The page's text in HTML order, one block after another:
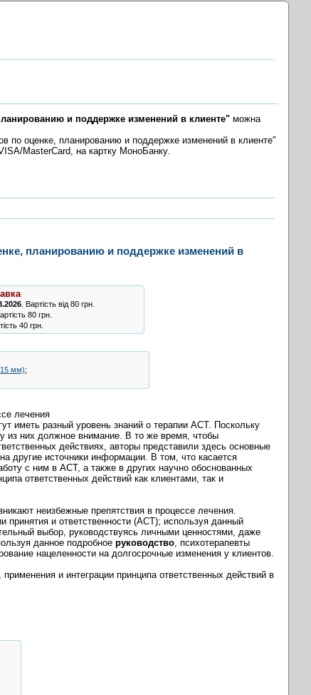
и поддержке изменений в клиенте" можна
по оценке, планированию и поддержке изменений в клиенте"
MasterCard, на картку МоноБанку.
планированию и поддержке изменений в
. Вартість від 80 грн.
80 грн.
40 грн.
мм);
лечения
иметь разный уровень знаний о терапии ACT. Поскольку
из них должное внимание. В то же время, чтобы
действиях, авторы представили здесь основные
другие источники информации. В том, что касается
с ним в ACT, а также в других научно обоснованных
ответственных действий как клиентами, так и
неизбежные препятствия в процессе лечения.
и ответственности (ACT); используя данный
выбор, руководствуясь личными ценностями, даже
данное подробное руководство, психотерапевты
нацеленности на долгосрочные изменения у клиентов.
и интеграции принципа ответственных действий в